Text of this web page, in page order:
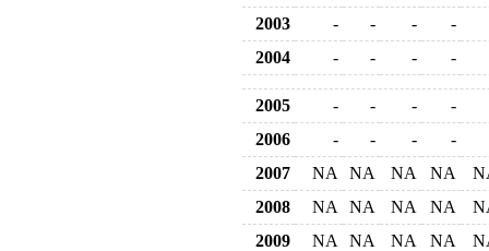
2003
- - -
-
2004
- - - -
2005 - - -
-
2006
- - -
-
2007
NA NA NA NA
2008
NA NA NA NA
2009
NA NA NA NA